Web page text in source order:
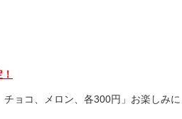
ョコ、メロン、各300円」お楽しみに